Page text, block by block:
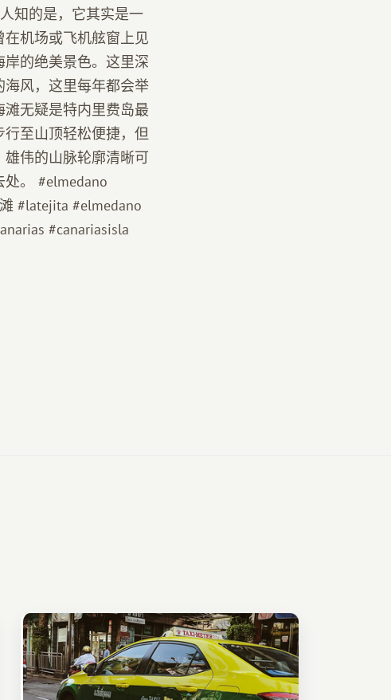
知的是，它其实是一
机场或飞机舷窗上见
的绝美景色。这里深
风，这里每年都会举
无疑是特内里费岛最
至山顶轻松便捷，但
伟的山脉轮廓清晰可
。 #elmedano
#latejita #elmedano
#canariasisla